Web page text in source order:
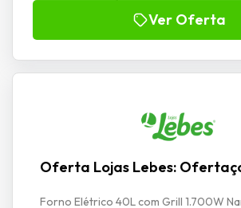
Ver Oferta
Oferta Lojas Lebes:
Forno Elétrico 40L com Grill 1.700W